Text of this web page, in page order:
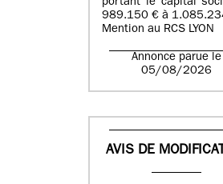
portant le capital
989.150 € à
Mention au RCS LYON
Annonce parue le
05/08/2026
AVIS DE